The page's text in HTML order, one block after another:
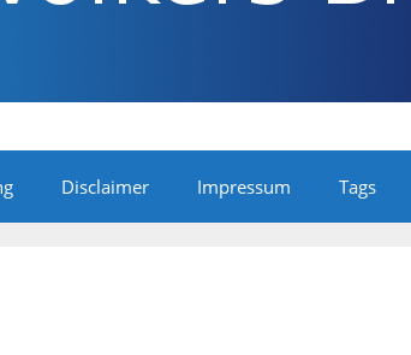
Disclaimer Impressum Tags